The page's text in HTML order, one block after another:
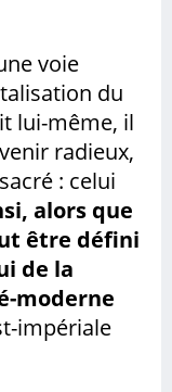
voie
du
lui-même, il
radieux,
: celui
alors que
être défini
de la
moderne
impériale